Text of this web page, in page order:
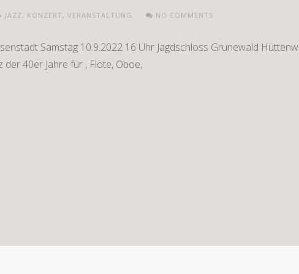
JAZZ, KONZERT , VERANSTALTUNG NO COMMENTS
Samstag 10.9.2022 16 Uhr Jagdschloss Grunewald
der 40er Jahre für , Flöte, Oboe,